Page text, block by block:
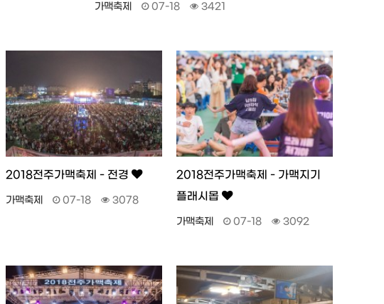
가맥축제 07-18 3421
2018전주가맥축제 - 전경
가맥축제 07-18 3078
2018전주가맥축제 - 가맥지기
플래시몹
가맥축제 07-18 3092